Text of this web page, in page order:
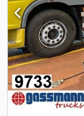
440 kg !
sous réserve de
Codpfsyidffjx